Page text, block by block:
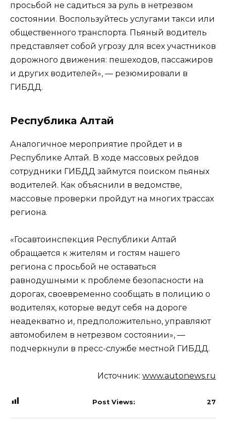
просьбой не садиться за руль в нетрезвом
состоянии. Воспользуйтесь услугами такси или
общественного транспорта. Пьяный водитель
представляет собой угрозу для всех участников
дорожного движения: пешеходов, пассажиров
и других водителей», — резюмировали в
ГИБДД.
Республика Алтай
Аналогичное мероприятие пройдет и в
Республике Алтай. В ходе массовых рейдов
сотрудники ГИБДД займутся поиском пьяных
водителей. Как объяснили в ведомстве,
массовые проверки пройдут на многих трассах
региона.
«Госавтоинспекция Республики Алтай
обращается к жителям и гостям нашего
региона с просьбой не оставаться
равнодушными к проблеме безопасности на
дорогах, своевременно сообщать в полицию о
водителях, которые ведут себя на дороге
неадекватно и, предположительно, управляют
автомобилем в нетрезвом состоянии», —
подчеркнули в пресс-службе местной ГИБДД.
Источник: www.autonews.ru
Post Views: 27